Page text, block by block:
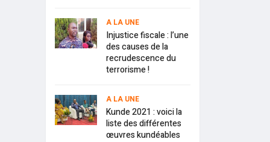
A LA UNE
Injustice fiscale : l’une
des causes de la
recrudescence du
terrorisme !
A LA UNE
Kunde 2021 : voici la
liste des différentes
œuvres kundéables